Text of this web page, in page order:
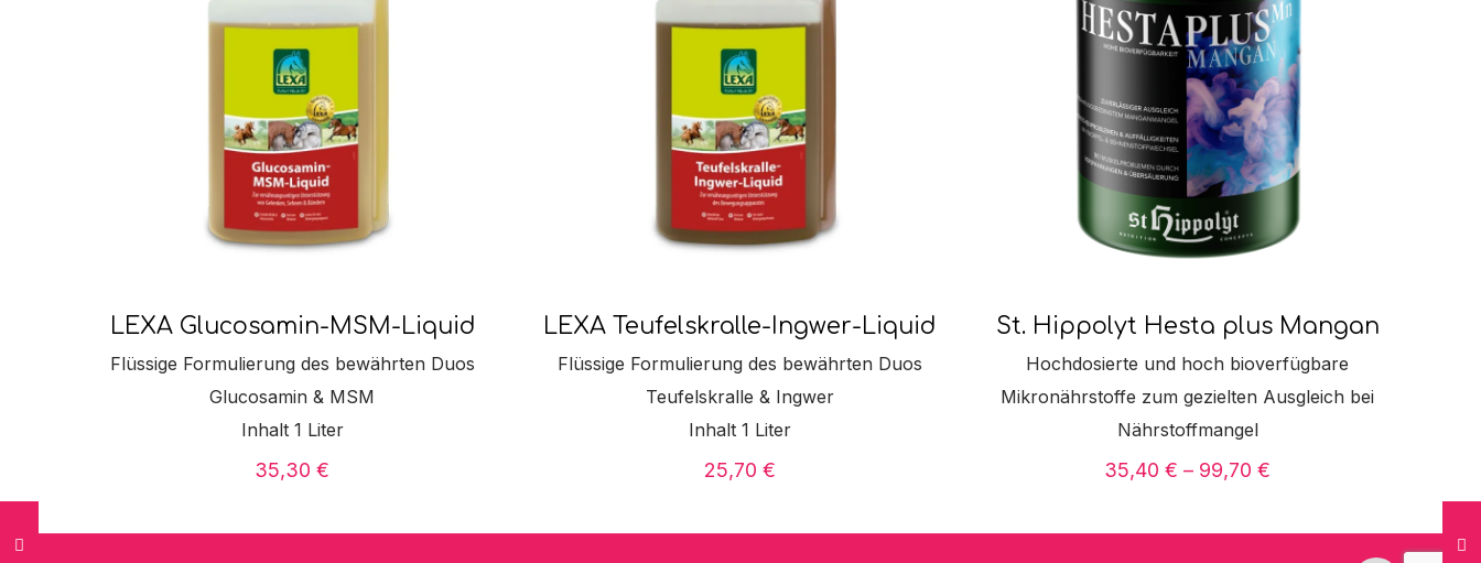
LEXA Glucosamin-MSM-Liquid
Flüssige Formulierung des bewährten Duos
Glucosamin & MSM
Inhalt 1 Liter
35,30€
LEXA Teufelskralle-Ingwer-Liquid
Flüssige Formulierung des bewährten Duos
Teufelskralle & Ingwer
Inhalt 1 Liter
25,70 €
St. Hippolyt Hesta plus Mangan
Hochdosierte und hoch bioverfügbare
Mikronährstoffe zum gezielten Ausgleich bei
Nährstoffmangel
35,40€ – 99,70€
bis